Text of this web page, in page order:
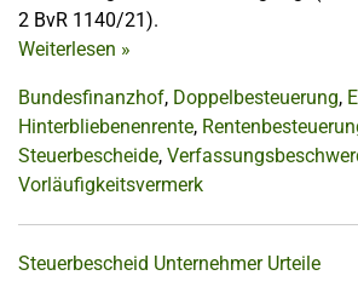
2 BvR 1140/21).
Weiterlesen »
Bundesfinanzhof, Doppelbesteuerung,
Hinterbliebenenrente,
Steuerbescheide,
Vorläufigkeitsvermerk
Steuerbescheid Unternehmer Urteile